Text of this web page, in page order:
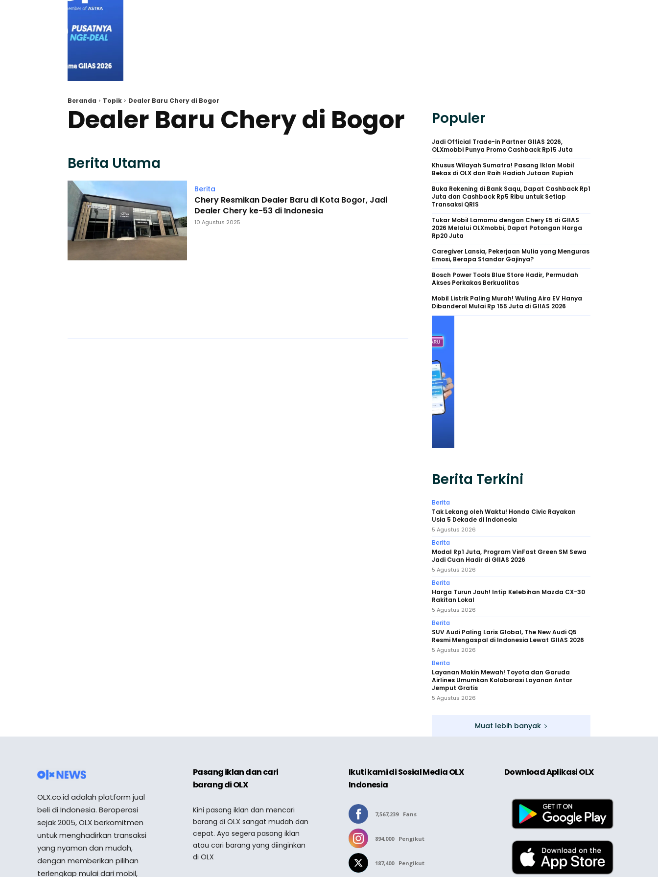
Beranda Topik Dealer Baru Chery di Bogor
Dealer Baru Chery di Bogor
Berita Utama
Berita
Chery Resmikan Dealer Baru di Kota Bogor, Jadi
Dealer Chery ke-53 di Indonesia
10 Agustus 2025
Populer
Jadi Official Trade-in Partner GIIAS 2026,
OLXmobbi Punya Promo Cashback Rp15 Juta
Khusus Wilayah Sumatra! Pasang Iklan Mobil
Bekas di OLX dan Raih Hadiah Jutaan Rupiah
Buka Rekening di Bank Saqu, Dapat Cashback Rp1
Juta dan Cashback Rp5 Ribu untuk Setiap
Transaksi QRIS
Tukar Mobil Lamamu dengan Chery E5 di GIIAS
2026 Melalui OLXmobbi, Dapat Potongan Harga
Rp20 Juta
Caregiver Lansia, Pekerjaan Mulia yang Menguras
Emosi, Berapa Standar Gajinya?
Bosch Power Tools Blue Store Hadir, Permudah
Akses Perkakas Berkualitas
Mobil Listrik Paling Murah! Wuling Aira EV Hanya
Dibanderol Mulai Rp 155 Juta di GIIAS 2026
Berita Terkini
Berita
Tak Lekang oleh Waktu! Honda Civic Rayakan
Usia 5 Dekade di Indonesia
5 Agustus 2026
Berita
Modal Rp1 Juta, Program VinFast Green SM Sewa
Jadi Cuan Hadir di GIIAS 2026
5 Agustus 2026
Berita
Harga Turun Jauh! Intip Kelebihan Mazda CX-30
Rakitan Lokal
5 Agustus 2026
Berita
SUV Audi Paling Laris Global, The New Audi Q5
Resmi Mengaspal di Indonesia Lewat GIIAS 2026
5 Agustus 2026
Berita
Layanan Makin Mewah! Toyota dan Garuda
Airlines Umumkan Kolaborasi Layanan Antar
Jemput Gratis
5 Agustus 2026
Muat lebih banyak
OLX.co.id adalah platform jual
beli di Indonesia. Beroperasi
sejak 2005, OLX berkomitmen
untuk menghadirkan transaksi
yang nyaman dan mudah,
dengan memberikan pilihan
terlengkap mulai dari mobil,
Pasang iklan dan cari
barang di OLX
Kini pasang iklan dan mencari
barang di OLX sangat mudah dan
cepat. Ayo segera pasang iklan
atau cari barang yang diinginkan
di OLX
Ikuti kami di Sosial Media OLX
Indonesia
7,567,239 Fans
894,000 Pengikut
187,400 Pengikut
Download Aplikasi OLX